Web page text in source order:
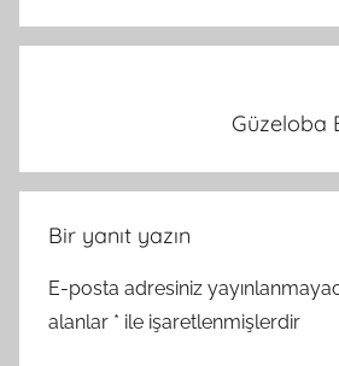
Güzeloba
Bir yanıt yazın
E-posta adresiniz
alanlar * ile işaretlenmişlerdir